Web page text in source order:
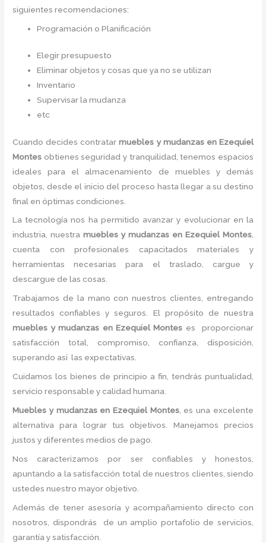
siguientes recomendaciones:
Programación o Planificación
Elegir presupuesto
Eliminar objetos y cosas que ya no se utilizan
Inventario
Supervisar la mudanza
etc
Cuando decides contratarmuebles ymudanzas en Ezequiel
Montes obtienes seguridad y tranquilidad, tenemos espacios
ideales para el almacenamiento de muebles y demás
objetos, desde el inicio del proceso hasta llegar a su destino
final en óptimas condiciones.
La tecnología nos ha permitido avanzar y evolucionar en la
industria, nuestramuebles ymudanzas en Ezequiel Montes,
cuenta con profesionales capacitados materiales y
herramientas necesarias para el traslado, cargue y
descargue de las cosas.
Trabajamos de la mano con nuestros clientes, entregando
resultados confiables y seguros. El propósito de nuestra
muebles ymudanzas en Ezequiel Montes es proporcionar
satisfacción total, compromiso, confianza, disposición,
superando así las expectativas.
Cuidamos los bienes de principio a fin, tendrás puntualidad,
servicio responsable y calidad humana.
Muebles y mudanzas en Ezequiel Montes, es una excelente
alternativa para lograr tus objetivos. Manejamos precios
justos y diferentes medios de pago.
Nos caracterizamos por ser confiables y honestos,
apuntando a la satisfacción total de nuestros clientes, siendo
ustedes nuestro mayor objetivo.
Además de tener asesoría y acompañamiento directo con
nosotros, dispondrás de un amplio portafolio de servicios,
garantía y satisfacción.